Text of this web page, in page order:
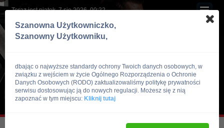
Teraz jest piątek, 7 sie 2026, 00:22
Szanowna Użytkowniczko,
Szanowny Użytkowniku,
dbając o najwyższe standardy ochrony Twoich danych osobowych, w
związku z wejściem w życie Ogólnego Rozporządzenia o Ochronie
Danych Osobowych (RODO) zaktualizowaliśmy politykę prywatności
serwisu dostosowując ją do nowych regulacji. Możesz się z nią
zapoznać w tym miejscu: Kliknij tutaj